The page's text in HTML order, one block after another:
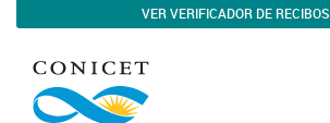
VER VERIFICADOR DE RECIBOS